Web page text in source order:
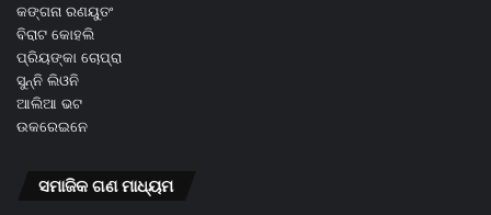
କଙ୍ଗନା ରଣୟୁତଂ
ବିରାଟ କୋହଲି
ପ୍ରିୟଙ୍କା ଚୋପ୍ରା
ସୁନ୍ନି ଲିଓନି
ଆଲିଆ ଭଟ
ଉକରେଇନେ
ସମାଜିକ ଗଣ ମାଧ୍ୟମ